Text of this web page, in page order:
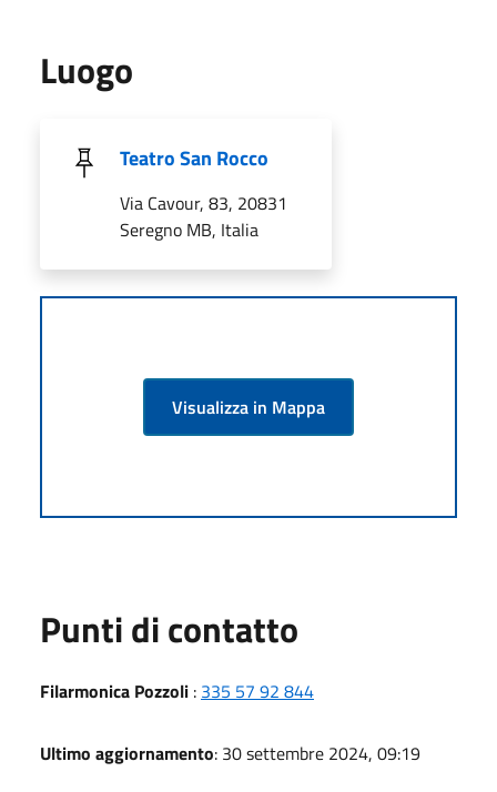
Luogo
Teatro San Rocco
Via Cavour, 83, 20831
Seregno MB, Italia
Visualizza in Mappa
Punti di contatto
Filarmonica Pozzoli : 335 57 92 844
Ultimo aggiornamento: 30 settembre 2024, 09:19